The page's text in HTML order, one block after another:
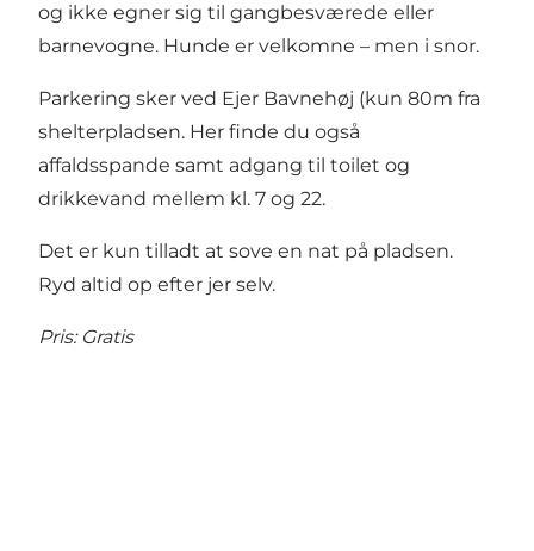
og ikke egner sig til gangbesværede eller
barnevogne. Hunde er velkomne – men i snor.
Parkering sker ved Ejer Bavnehøj (kun 80m fra
shelterpladsen. Her finde du også
affaldsspande samt adgang til toilet og
drikkevand mellem kl. 7 og 22.
Det er kun tilladt at sove en nat på pladsen.
Ryd altid op efter jer selv.
Pris: Gratis